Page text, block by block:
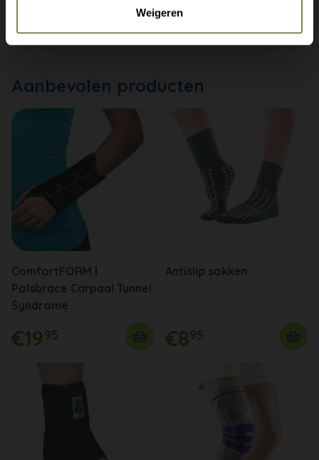
Weigeren
info@thuiszorgwinkelonline.nl
Aanbevolen producten
ComfortFORM |
Polsbrace Carpaal Tunnel
Syndrome
€1995
Antislip sokken
€895